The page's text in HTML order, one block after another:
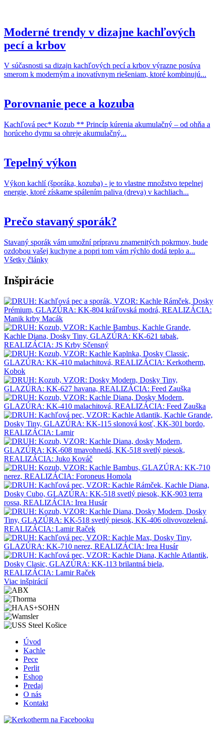
Moderné trendy v dizajne kachľových
pecí a krbov
V súčasnosti sa dizajn kachľových pecí a krbov výrazne posúva
smerom k moderným a inovatívnym riešeniam, ktoré kombinujú...
Porovnanie pece a kozuba
Kachľová pec* Kozub ** Princíp kúrenia akumulačný – od ohňa a
horúceho dymu sa ohreje akumulačný...
Tepelný výkon
Výkon kachlí (šporáka, kozuba) - je to vlastne množstvo tepelnej
energie, ktoré získame spálením paliva (dreva) v kachliach...
Prečo stavaný sporák?
Stavaný sporák vám umožní prípravu znamenitých pokrmov, bude
ozdobou vašej kuchyne a popri tom vám rýchlo dodá teplo a...
Všetky články
Inšpirácie
Viac inšpirácií
Úvod
Kachle
Pece
Perlit
Eshop
Predaj
O nás
Kontakt